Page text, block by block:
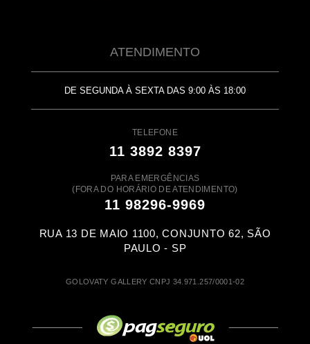
ATENDIMENTO
DE SEGUNDA À SEXTA DAS 9:00 ÀS 18:00
TELEFONE
11 3892 8397
PARA EMERGÊNCIAS
(FORA DO HORÁRIO DE ATENDIMENTO)
11 98296-9969
RUA 13 DE MAIO 1100, CONJUNTO 62, SÃO
PAULO - SP
GOLOVATY GALLERY CNPJ 34.971.257/0001-02